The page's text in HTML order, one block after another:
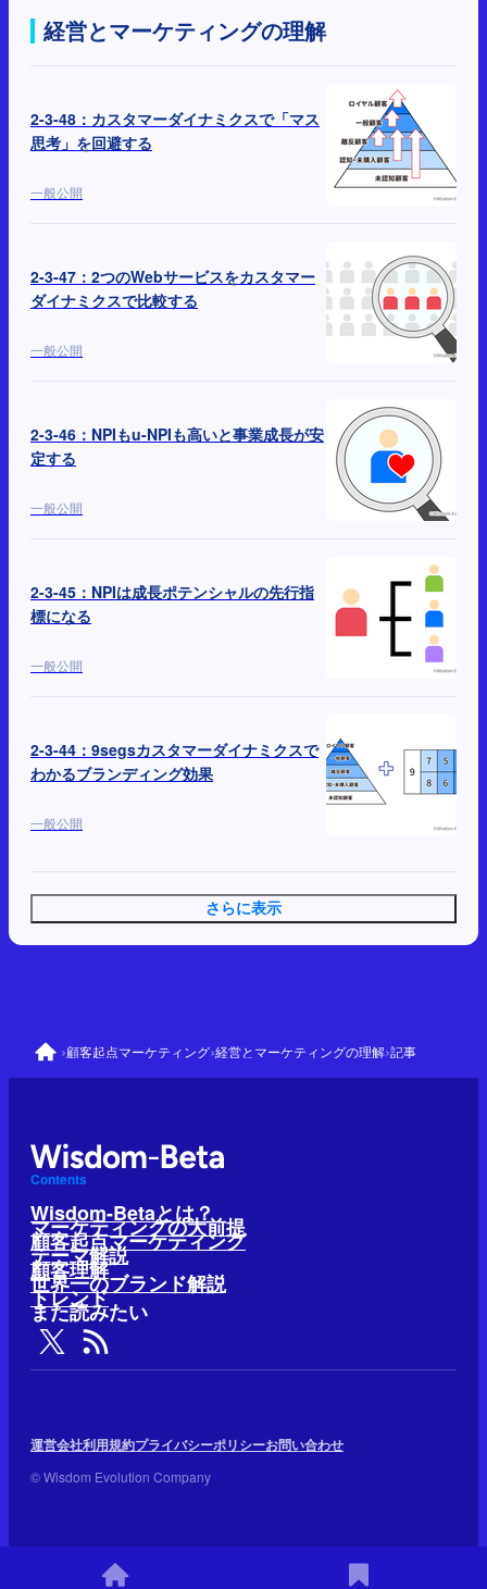
経営とマーケティングの理解
2-3-48：カスタマーダイナミクスで「マス
思考」を回避する
一般公開
2-3-47：2つのWebサービスをカスタマー
ダイナミクスで比較する
一般公開
2-3-46：NPIもu-NPIも高いと事業成長が安
定する
一般公開
2-3-45：NPIは成長ポテンシャルの先行指
標になる
一般公開
2-3-44：9segsカスタマーダイナミクスで
わかるブランディング効果
一般公開
さらに表示
›顧客起点マーケティング›経営とマーケティングの理解›記事
Contents
Wisdom-Betaとは？
マーケティングの大前提
顧客起点マーケティング
テーマ解説
顧客理解
世界一のブランド解説
トレンド
また読みたい
運営会社利用規約プライバシーポリシーお問い合わせ
© Wisdom Evolution Company